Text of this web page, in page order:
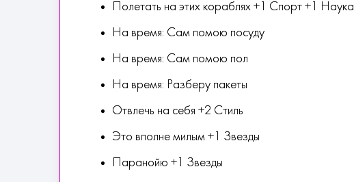
Полетать на этих кораблях +1 Спорт +1 Наука
На время: Сам помою посуду
На время: Сам помою пол
На время: Разберу пакеты
Отвлечь на себя +2 Стиль
Это вполне милым +1 Звезды
Паранойю +1 Звезды